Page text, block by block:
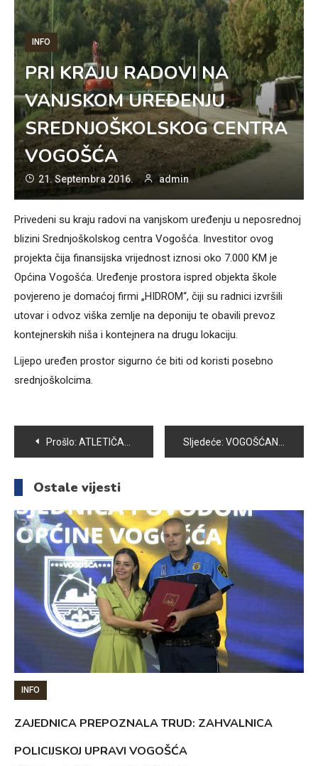
INFO
PRI KRAJU RADOVI NA
VANJSKOM UREĐENJU
SREDNJOŠKOLSKOG CENTRA
VOGOŠĆA
21. Septembra 2016. admin
Privedeni su kraju radovi na vanjskom uređenju u neposrednoj
blizini Srednjoškolskog centra Vogošća. Investitor ovog
projekta čija finansijska vrijednost iznosi oko 7.000 KM je
Općina Vogošća. Uređenje prostora ispred objekta škole
povjereno je domaćoj firmi „HIDROM“, čiji su radnici izvršili
utovar i odvoz viška zemlje na deponiju te obavili prevoz
kontejnerskih niša i kontejnera na drugu lokaciju.
Lijepo uređen prostor sigurno će biti od koristi posebno
srednjoškolcima.
Navigacija
članaka
Prošlo: ATLETIČARI VOGOŠĆE ZABILJEŽILI ZAPAŽEN NASTUP NA MEĐUNARODNOM MITINGU U ČITLUKU Sljedeće: VOGOŠĆANSKI KARATISTI NA TAKMIČENJU U HAMBURGU
Ostale vijesti
INFO
ZAJEDNICA PREPOZNALA TRUD: ZAHVALNICA
POLICIJSKOJ UPRAVI VOGOŠĆA